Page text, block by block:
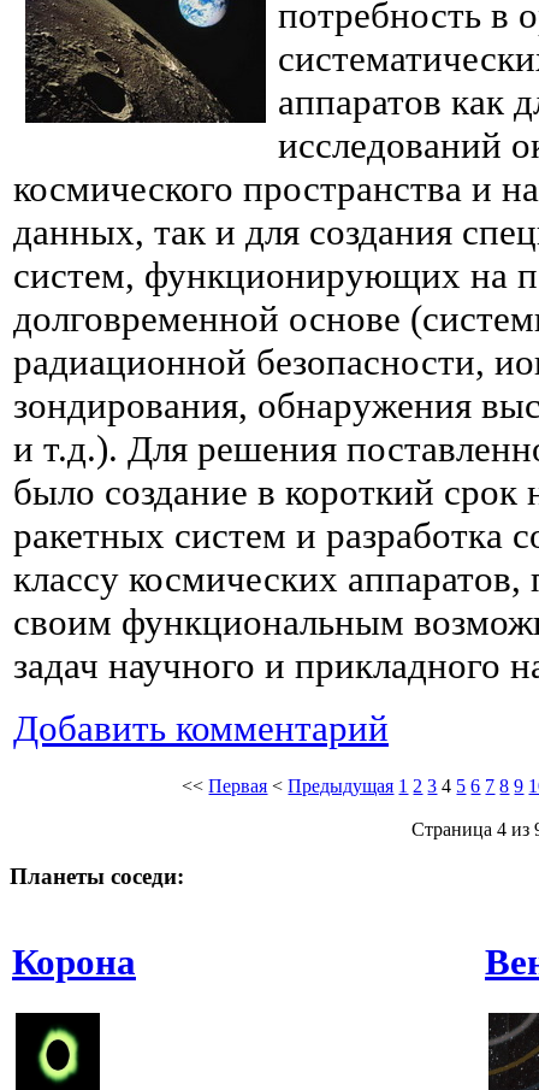
потребность в
аппаратов как
исследований
космического пространства и
данных, так и для создания
систем, функционирующих на
долговременной основе
радиационной безопасности,
зондирования, обнаружения
и т.д.). Для решения
было создание в короткий
ракетных систем и разработка
классу космических
своим функциональным
задач научного и прикладного
Добавить комментарий
<<Первая <Предыдущая 1 2 3 4 5 6 7 8 9
Страница 4 из
Планеты соседи:
Корона